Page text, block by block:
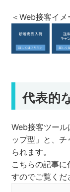
＜Web接客イメ
代表的
Web接客ツー
ップ型」と、
られます。
こちらの記事
すのでご覧くだ